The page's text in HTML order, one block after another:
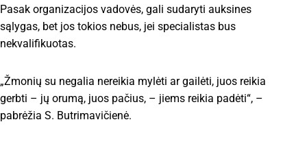
Pasak organizacijos vadovės, gali sudaryti auksines
sąlygas, bet jos tokios nebus, jei specialistas bus
nekvalifikuotas.
„Žmonių su negalia nereikia mylėti ar gailėti, juos reikia
gerbti – jų orumą, juos pačius, – jiems reikia padėti“, –
pabrėžia S. Butrimavičienė.